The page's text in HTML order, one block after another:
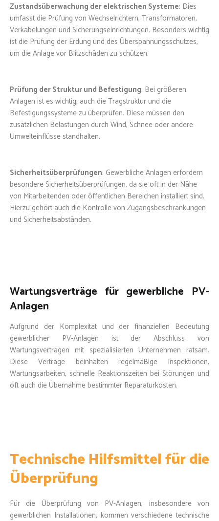
Zustandsüberwachung der elektrischen Systeme: Dies
umfasst die Prüfung von Wechselrichtern, Transformatoren,
Verkabelungen und Sicherungseinrichtungen. Besonders wichtig
ist die Prüfung der Erdung und des Überspannungsschutzes,
um die Anlage vor Blitzschäden zu schützen.
Prüfung der Struktur und Befestigung: Bei größeren
Anlagen ist es wichtig, auch die Tragstruktur und die
Befestigungssysteme zu überprüfen. Diese müssen den
zusätzlichen Belastungen durch Wind, Schnee oder andere
Umwelteinflüsse standhalten.
Sicherheitsüberprüfungen: Gewerbliche Anlagen erfordern
besondere Sicherheitsüberprüfungen, da sie oft in der Nähe
von Mitarbeitenden oder öffentlichen Bereichen installiert sind.
Hierzu gehört auch die Kontrolle von Zugangsbeschränkungen
und Sicherheitsabständen.
Wartungsverträge für gewerbliche PV-
Anlagen
Aufgrund der Komplexität und der finanziellen Bedeutung
gewerblicher PV-Anlagen ist der Abschluss von
Wartungsverträgen mit spezialisierten Unternehmen ratsam.
Diese Verträge beinhalten regelmäßige Inspektionen,
Wartungsarbeiten, schnelle Reaktionszeiten bei Störungen und
oft auch die Übernahme bestimmter Reparaturkosten.
Technische Hilfsmittel für die
Überprüfung
Für die Überprüfung von PV-Anlagen, insbesondere von
gewerblichen Installationen, kommen verschiedene technische